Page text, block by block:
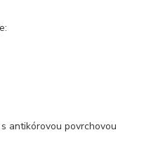
antikórovou povrchovou